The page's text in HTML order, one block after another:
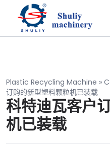
Plastic Recycling Machine »
订购的新型塑料颗粒机已装载
科特迪瓦客户
机已装载